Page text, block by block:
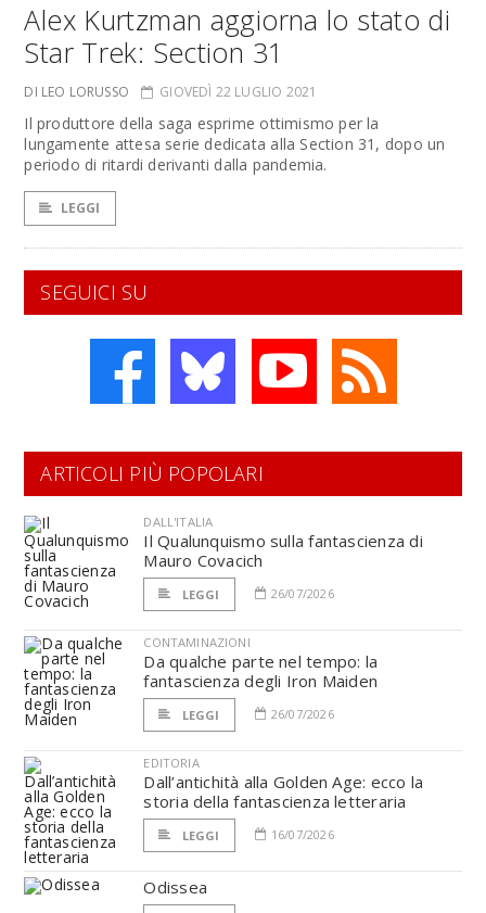
Alex Kurtzman aggiorna lo stato di
Star Trek: Section 31
DI LEO LORUSSO GIOVEDÌ 22 LUGLIO 2021
Il produttore della saga esprime ottimismo per la
lungamente attesa serie dedicata alla Section 31, dopo un
periodo di ritardi derivanti dalla pandemia.
LEGGI
SEGUICI SU
ARTICOLI PIÙ POPOLARI
DALL'ITALIA
Il Qualunquismo sulla fantascienza di
Mauro Covacich
LEGGI 26/07/2026
CONTAMINAZIONI
Da qualche parte nel tempo: la
fantascienza degli Iron Maiden
LEGGI 26/07/2026
EDITORIA
Dall’antichità alla Golden Age: ecco la
storia della fantascienza letteraria
LEGGI 16/07/2026
Odissea